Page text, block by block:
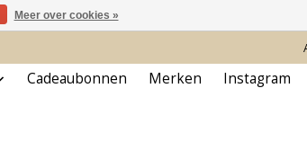
Cadeaubonnen Merken
Instagram
Meer over cookies »